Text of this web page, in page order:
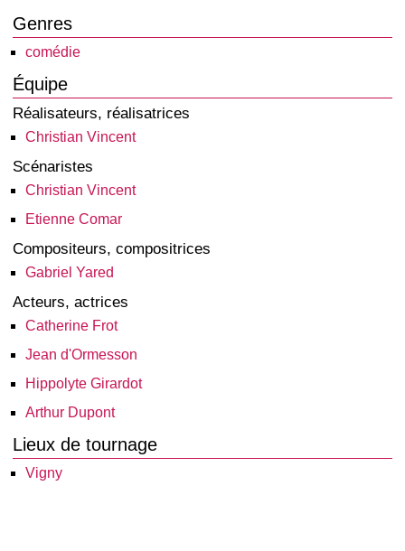
Genres
comédie
Équipe
Réalisateurs, réalisatrices
Christian Vincent
Scénaristes
Christian Vincent
Etienne Comar
Compositeurs, compositrices
Gabriel Yared
Acteurs, actrices
Catherine Frot
Jean d'Ormesson
Hippolyte Girardot
Arthur Dupont
Lieux de tournage
Vigny